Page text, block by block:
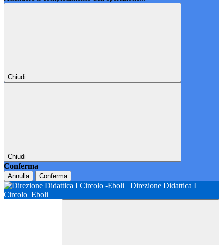
Chiudi
Chiudi
Conferma
Annulla Conferma
Direzione Didattica I
Circolo Eboli